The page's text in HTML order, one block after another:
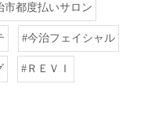
市都度払いサロン
#今治フェイシャル
#ＲＥＶＩ